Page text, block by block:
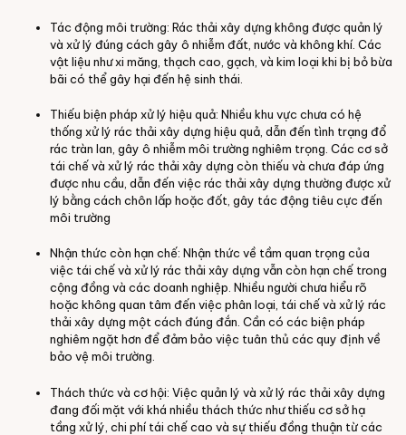
Tác động môi trường: Rác thải xây dựng không được quản lý
và xử lý đúng cách gây ô nhiễm đất, nước và không khí. Các
vật liệu như xi măng, thạch cao, gạch, và kim loại khi bị bỏ bừa
bãi có thể gây hại đến hệ sinh thái.
Thiếu biện pháp xử lý hiệu quả: Nhiều khu vực chưa có hệ
thống xử lý rác thải xây dựng hiệu quả, dẫn đến tình trạng đổ
rác tràn lan, gây ô nhiễm môi trường nghiêm trọng. Các cơ sở
tái chế và xử lý rác thải xây dựng còn thiếu và chưa đáp ứng
được nhu cầu, dẫn đến việc rác thải xây dựng thường được xử
lý bằng cách chôn lấp hoặc đốt, gây tác động tiêu cực đến
môi trường
Nhận thức còn hạn chế: Nhận thức về tầm quan trọng của
việc tái chế và xử lý rác thải xây dựng vẫn còn hạn chế trong
cộng đồng và các doanh nghiệp. Nhiều người chưa hiểu rõ
hoặc không quan tâm đến việc phân loại, tái chế và xử lý rác
thải xây dựng một cách đúng đắn. Cần có các biện pháp
nghiêm ngặt hơn để đảm bảo việc tuân thủ các quy định về
bảo vệ môi trường.
Thách thức và cơ hội: Việc quản lý và xử lý rác thải xây dựng
đang đối mặt với khá nhiều thách thức như thiếu cơ sở hạ
tầng xử lý, chi phí tái chế cao và sự thiếu đồng thuận từ các